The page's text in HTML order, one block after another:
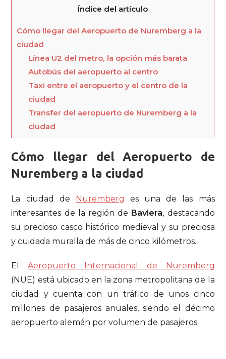
Índice del artículo
Cómo llegar del Aeropuerto de Nuremberg a la
ciudad
Línea U2 del metro, la opción más barata
Autobús del aeropuerto al centro
Taxi entre el aeropuerto y el centro de la
ciudad
Transfer del aeropuerto de Nuremberg a la
ciudad
Cómo llegar del Aeropuerto de
Nuremberg a la ciudad
La ciudad de Nuremberg es una de las más
interesantes de la región de Baviera, destacando
su precioso casco histórico medieval y su preciosa
y cuidada muralla de más de cinco kilómetros.
ElAeropuerto Internacional de Nuremberg
(NUE) está ubicado en la zona metropolitana de la
ciudad y cuenta con un tráfico de unos cinco
millones de pasajeros anuales, siendo el décimo
aeropuerto alemán por volumen de pasajeros.